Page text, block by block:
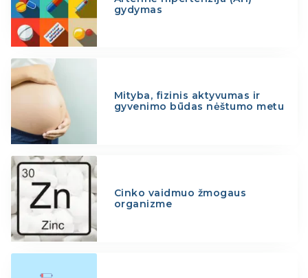
gydymas
Mityba, fizinis aktyvumas ir
gyvenimo būdas nėštumo metu
Cinko vaidmuo žmogaus
organizme